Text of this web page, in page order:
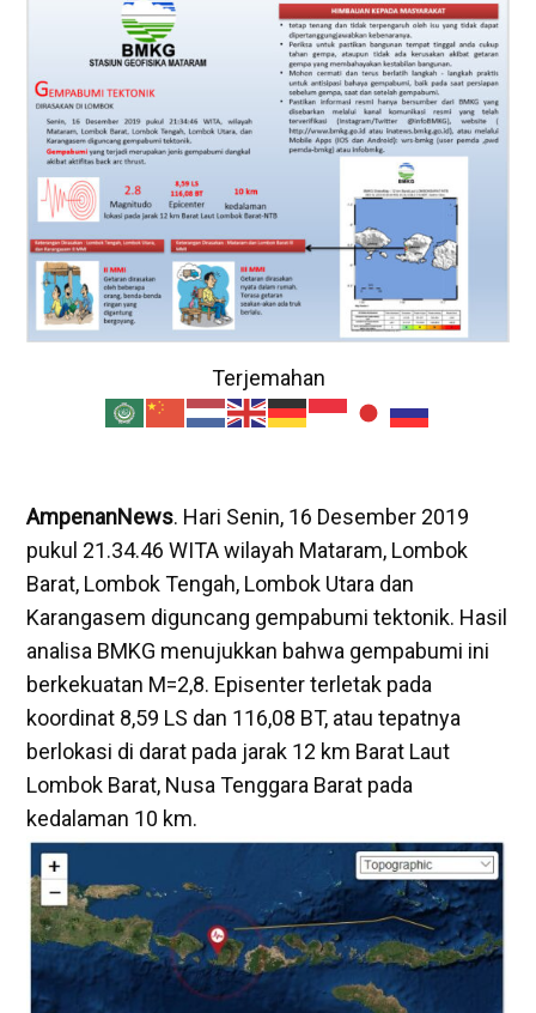
Terjemahan
AmpenanNews. Hari Senin, 16 Desember 2019
pukul 21.34.46 WITA wilayah Mataram, Lombok
Barat, Lombok Tengah, Lombok Utara dan
Karangasem diguncang gempabumi tektonik. Hasil
analisa BMKG menujukkan bahwa gempabumi ini
berkekuatan M=2,8. Episenter terletak pada
koordinat 8,59 LS dan 116,08 BT, atau tepatnya
berlokasi di darat pada jarak 12 km Barat Laut
Lombok Barat, Nusa Tenggara Barat pada
kedalaman 10 km.